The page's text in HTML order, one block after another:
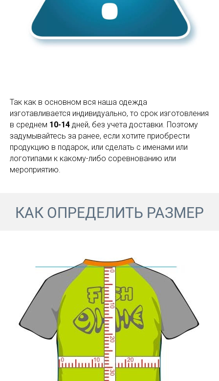
Так как в основном вся наша одежда
изготавливается индивидуально, то срок изготовления
в среднем 10-14 дней, без учета доставки. Поэтому
задумывайтесь за ранее, если хотите приобрести
продукцию в подарок, или сделать с именами или
логотипами к какому-либо соревнованию или
мероприятию.
КАК ОПРЕДЕЛИТЬ РАЗМЕР